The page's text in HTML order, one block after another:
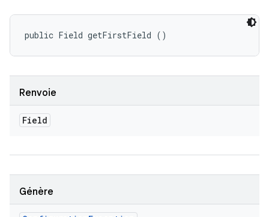
public Field getFirstField ()
Renvoie
Field
Génère